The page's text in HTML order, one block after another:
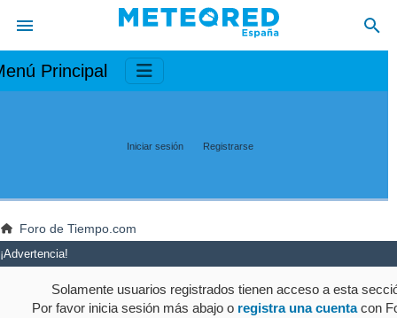
Principal
Iniciar sesión Registrarse
Foro de Tiempo.com
¡Advertencia!
Solamente usuarios registrados tienen acceso a esta
Por favor inicia sesión más abajo o registra una cuentacon